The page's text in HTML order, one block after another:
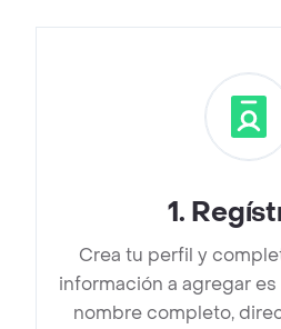
1.
Crea tu perfil y
información a agregar
nombre completo,